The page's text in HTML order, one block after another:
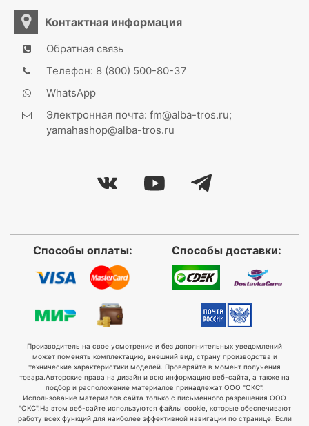
Контактная информация
Обратная связь
Телефон: 8 (800) 500-80-37
WhatsApp
Электронная почта: fm@alba-tros.ru;
yamahashop@alba-tros.ru
Способы оплаты: Способы доставки:
Производитель на свое усмотрение и без дополнительных уведомлений
может поменять комплектацию, внешний вид, страну производства и
технические характеристики моделей. Проверяйте в момент получения
товара.Авторские права на дизайн и всю информацию веб-сайта, а также на
подбор и расположение материалов принадлежат ООО "ОКС".
Использование материалов сайта только с письменного разрешения ООО
"ОКС".На этом веб-сайте используются файлы cookie, которые обеспечивают
работу всех функций для наиболее эффективной навигации по странице. Если